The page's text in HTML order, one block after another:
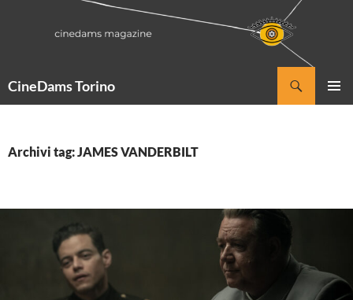
CineDams Torino
Archivi tag: JAMES VANDERBILT